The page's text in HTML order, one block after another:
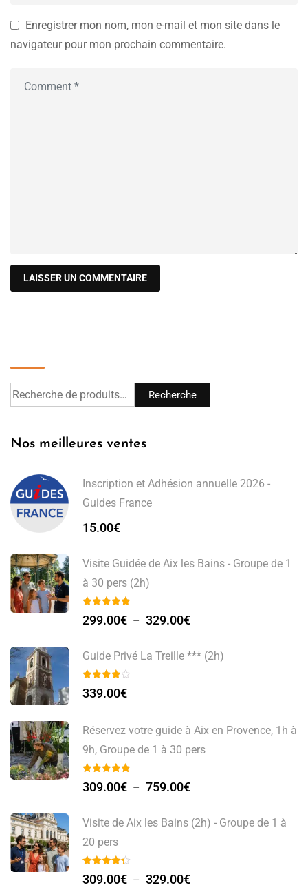
Enregistrer mon nom, mon e-mail et mon site dans le
navigateur pour mon prochain commentaire.
Recherche
Nos meilleures ventes
Inscription et Adhésion annuelle 2026 -
Guides France
15.00€
Visite Guidée de Aix les Bains - Groupe de 1
à 30 pers (2h)
299.00€ – 329.00€
Guide Privé La Treille *** (2h)
339.00€
Réservez votre guide à Aix en Provence, 1h à
9h, Groupe de 1 à 30 pers
309.00€ – 759.00€
Visite de Aix les Bains (2h) - Groupe de 1 à
20 pers
309.00€ – 329.00€